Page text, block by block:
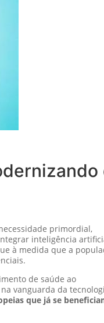
primordial,
inteligência
à medida que a
de saúde ao
vanguarda da
que já se